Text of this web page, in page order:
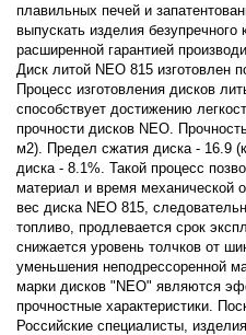
плавильных печей и
выпускать изделия
расширенной гарантией
Диск литой NEO 815 изготовлен
Процесс изготовления дисков
способствует достижению
прочности дисков NEO.
м2). Предел сжатия диска - 16.9
диска - 8.1%. Такой процесс
материал и время механической
вес диска NEO 815,
топливо, продлевается срок
снижается уровень толчков от
уменьшения неподрессоренной
марки дисков "NEO" являются
прочностные характеристики.
Российские специалисты,